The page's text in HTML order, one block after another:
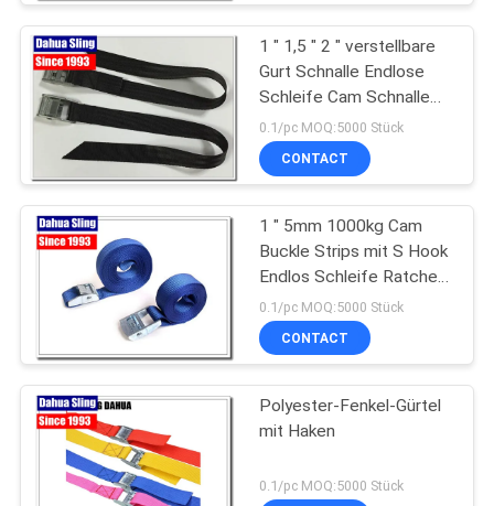
FABRIK-
AUSFLUG
QUALITÄTSKONTROLLE
TRETEN
SIE
VERBINDUNG
NACHRICHTEN
1 " 1,5 " 2 " verstellbare
Gurt Schnalle Endlose
Schleife Cam Schnalle
Gurt
0.1/pc MOQ:5000 Stück
CONTACT
1 " 5mm 1000kg Cam
Buckle Strips mit S Hook
Endlos Schleife Ratchet
Strap
0.1/pc MOQ:5000 Stück
CONTACT
Polyester-Fenkel-Gürtel
mit Haken
0.1/pc MOQ:5000 Stück